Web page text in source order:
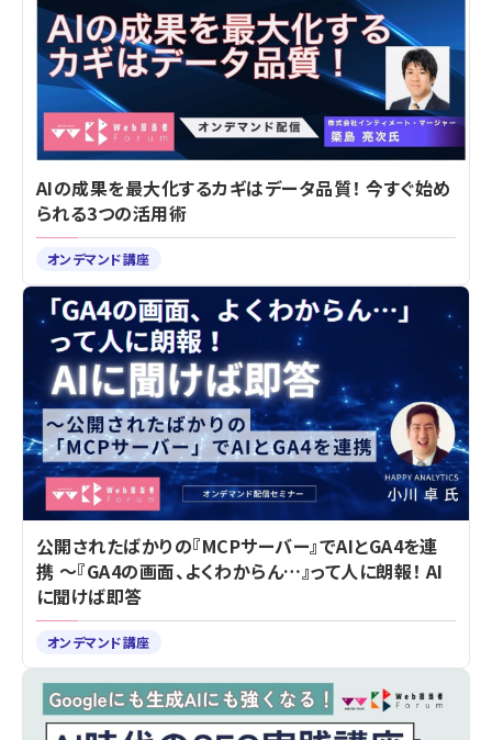
AIの成果を最大化するカギはデータ品質！ 今すぐ始め
られる3つの活用術
オンデマンド講座
公開されたばかりの『MCPサーバー』でAIとGA4を連
携 ～『GA4の画面、よくわからん…』って人に朗報！ AI
に聞けば即答
オンデマンド講座